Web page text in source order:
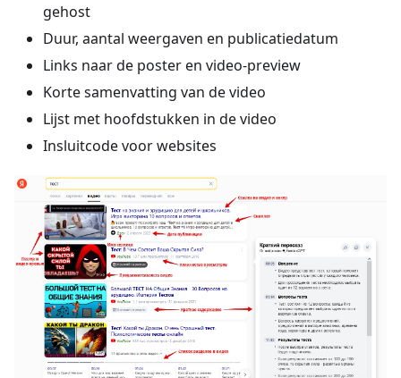
gehost
Duur, aantal weergaven en publicatiedatum
Links naar de poster en video-preview
Korte samenvatting van de video
Lijst met hoofdstukken in de video
Insluitcode voor websites